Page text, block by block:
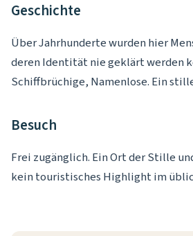
Geschichte
Über Jahrhunderte wurden hier
deren Identität nie geklärt werden
Schiffbrüchige, Namenlose. Ein
Besuch
Frei zugänglich. Ein Ort der Stille
kein touristisches Highlight im